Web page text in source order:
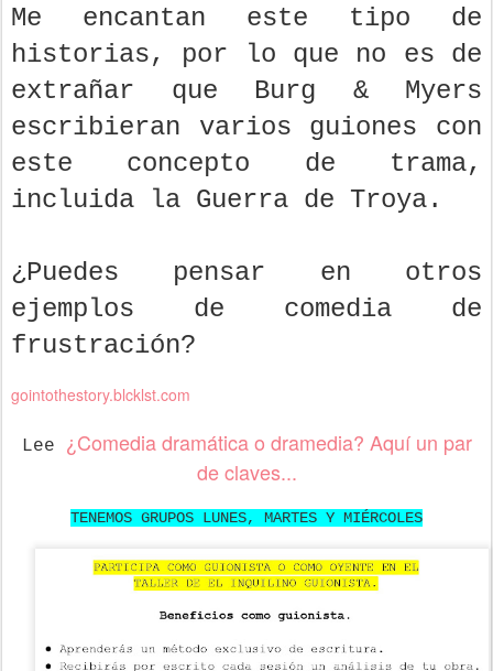
Me encantan este tipo de
historias, por lo que no es de
extrañar que Burg & Myers
escribieran varios guiones con
este concepto de trama,
incluida la Guerra de Troya.
¿Puedes pensar en otros
ejemplos de comedia de
frustración?
gointothestory.blcklst.com
Lee ¿Comedia dramática o dramedia? Aquí un par
de claves...
TENEMOS GRUPOS LUNES, MARTES Y MIÉRCOLES